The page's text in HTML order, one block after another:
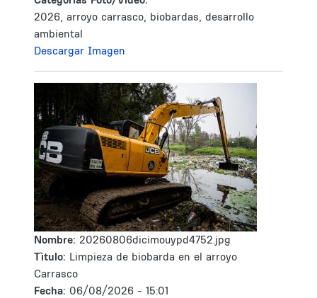
2026, arroyo carrasco, biobardas, desarrollo
ambiental
Descargar Imagen
Nombre: 20260806dicimouypd4752.jpg
Tìtulo: Limpieza de biobarda en el arroyo
Carrasco
Fecha: 06/08/2026 - 15:01